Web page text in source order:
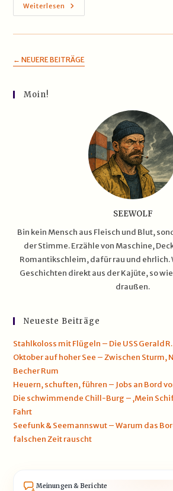
Weiterlesen Freizeit
An
Wenn
Die
Kajüte
← NEUERE BEITRÄGE
Moin!
SEEWOLF
Bin kein Mensch aus Fleisch und Blut,
der Stimme. Erzähle von Maschine,
Romantikschleim, dafür rau und ehrlich.
Geschichten direkt aus der Kajüte, so
draußen.
Neueste Beiträge
Stahlkoloss mit Flügeln – Die USS Gerald R.
Oktober auf hoher See – Zwischen Sturm,
Becher Rum
Heuern, schuften, führen – Jobs an Bord
Die schwimmende Chill-Burg – ‚Mein
Fahrt
Seefunk & Seemannswut – Warum das
falschen Zeit rauscht
Meinungen & Berichte